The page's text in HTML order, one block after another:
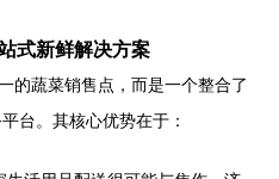
式新鲜解决方案
的蔬菜销售点，而是一个整合了
台。其核心优势在于：